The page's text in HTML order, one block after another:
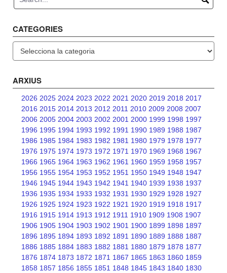
CATEGORIES
ARXIUS
2026 2025 2024 2023 2022 2021 2020 2019 2018 2017
2016 2015 2014 2013 2012 2011 2010 2009 2008 2007
2006 2005 2004 2003 2002 2001 2000 1999 1998 1997
1996 1995 1994 1993 1992 1991 1990 1989 1988 1987
1986 1985 1984 1983 1982 1981 1980 1979 1978 1977
1976 1975 1974 1973 1972 1971 1970 1969 1968 1967
1966 1965 1964 1963 1962 1961 1960 1959 1958 1957
1956 1955 1954 1953 1952 1951 1950 1949 1948 1947
1946 1945 1944 1943 1942 1941 1940 1939 1938 1937
1936 1935 1934 1933 1932 1931 1930 1929 1928 1927
1926 1925 1924 1923 1922 1921 1920 1919 1918 1917
1916 1915 1914 1913 1912 1911 1910 1909 1908 1907
1906 1905 1904 1903 1902 1901 1900 1899 1898 1897
1896 1895 1894 1893 1892 1891 1890 1889 1888 1887
1886 1885 1884 1883 1882 1881 1880 1879 1878 1877
1876 1874 1873 1872 1871 1867 1865 1863 1860 1859
1858 1857 1856 1855 1851 1848 1845 1843 1840 1830